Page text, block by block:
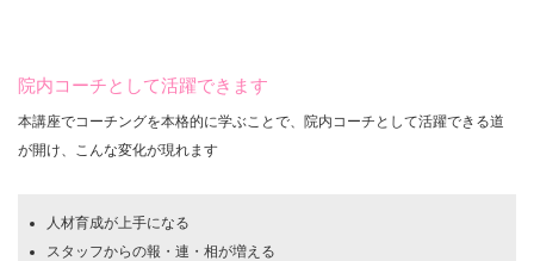
院内コーチとして活躍できます
本講座でコーチングを本格的に学ぶことで、院内コーチとして活躍できる道
が開け、こんな変化が現れます
人材育成が上手になる
スタッフからの報・連・相が増える